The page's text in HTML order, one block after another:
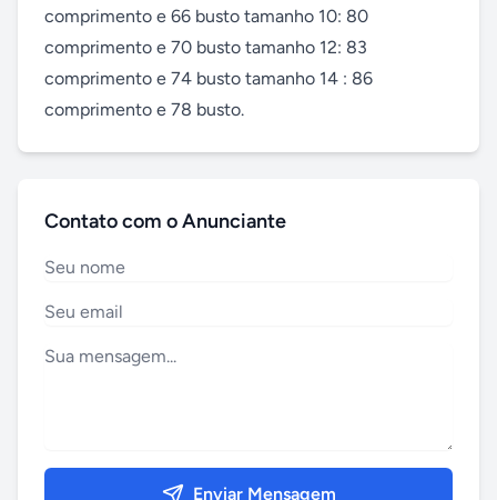
comprimento e 66 busto tamanho 10: 80
comprimento e 70 busto tamanho 12: 83
comprimento e 74 busto tamanho 14 : 86
comprimento e 78 busto.
Contato com o Anunciante
Enviar Mensagem